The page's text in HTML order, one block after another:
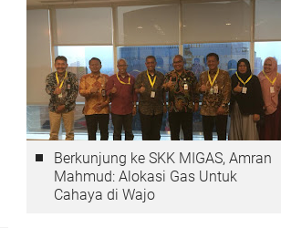
Berkunjung ke SKK MIGAS, Amran
Mahmud: Alokasi Gas Untuk
Cahaya di Wajo